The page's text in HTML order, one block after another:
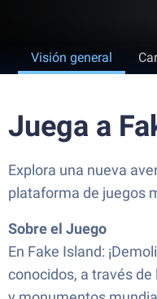
Visión general
Juega a
Explora una nueva
plataforma de juegos
Sobre el Juego
En ​​Fake Island:
conocidos, a través